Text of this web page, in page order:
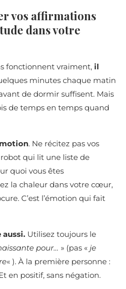
vos affirmations
dans votre
fonctionnent vraiment, il
minutes chaque matin
de dormir suffisent. Mais
de temps en temps quand
. Ne récitez pas vos
qui lit une liste de
quoi vous êtes
la chaleur dans votre cœur,
C’est l’émotion qui fait
Utilisez toujours le
pour… » (pas « je
« ). À la première personne :
en positif, sans négation.